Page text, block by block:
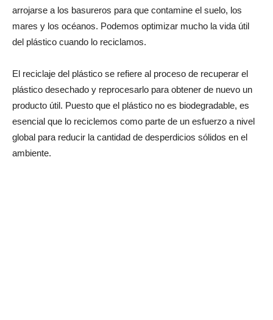
arrojarse a los basureros para que contamine el suelo, los
mares y los océanos. Podemos optimizar mucho la vida útil
del plástico cuando lo reciclamos.
El reciclaje del plástico se refiere al proceso de recuperar el
plástico desechado y reprocesarlo para obtener de nuevo un
producto útil. Puesto que el plástico no es biodegradable, es
esencial que lo reciclemos como parte de un esfuerzo a nivel
global para reducir la cantidad de desperdicios sólidos en el
ambiente.